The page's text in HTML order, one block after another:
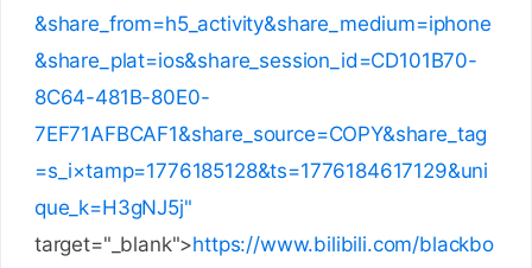
&share_from=h5_activity&share_medium=iphone
&share_plat=ios&share_session_id=CD101B70-
8C64-481B-80E0-
7EF71AFBCAF1&share_source=COPY&share_tag
=s_i×tamp=1776185128&ts=1776184617129&uni
que_k=H3gNJ5j"
target="_blank">https://www.bilibili.com/blackbo